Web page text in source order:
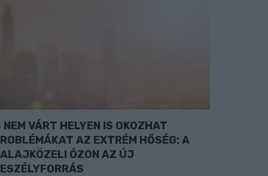
NEM VÁRT HELYEN IS OKOZHAT
AZ EXTRÉM HŐSÉG: A
ÓZON AZ ÚJ